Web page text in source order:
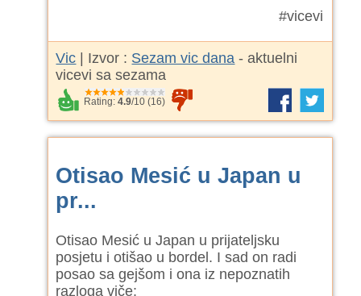
#vicevi
Vic | Izvor : Sezam vic dana - aktuelni
vicevi sa sezama
Rating:4.9/10 (16)
Otisao Mesić u Japan u
pr...
Otisao Mesić u Japan u prijateljsku
posjetu i otišao u bordel. I sad on radi
posao sa gejšom i ona iz nepoznatih
razloga viče: